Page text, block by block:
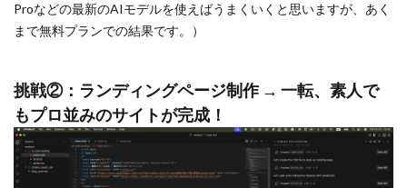
Proなどの最新のAIモデルを使えばうまくいくと思いますが、あく
まで無料プランでの結果です。）
挑戦②：ランディングページ制作 → 一転、素人で
もプロ並みのサイトが完成！